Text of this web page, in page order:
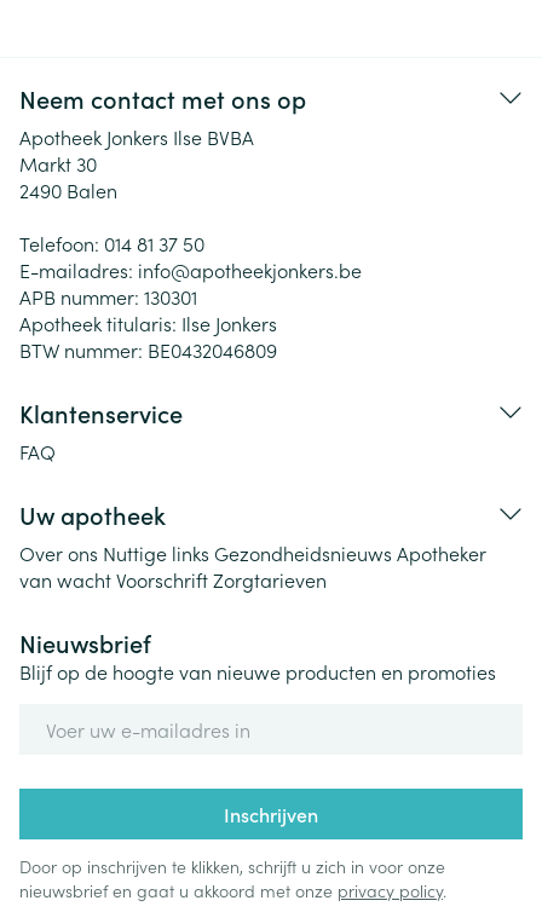
Neem contact met ons op
Apotheek Jonkers Ilse BVBA
Markt 30
2490 Balen
Telefoon: 014 81 37 50
E-mailadres: info@apotheekjonkers.be
APB nummer: 130301
Apotheek titularis: Ilse Jonkers
BTW nummer: BE0432046809
Klantenservice
FAQ
Uw apotheek
Over ons Nuttige links Gezondheidsnieuws Apotheker
van wachtVoorschriftZorgtarieven
Nieuwsbrief
Blijf op de hoogte van nieuwe producten en promoties
Inschrijven
Door op inschrijven te klikken, schrijft u zich in voor onze
nieuwsbrief en gaat u akkoord met onze privacy policy.